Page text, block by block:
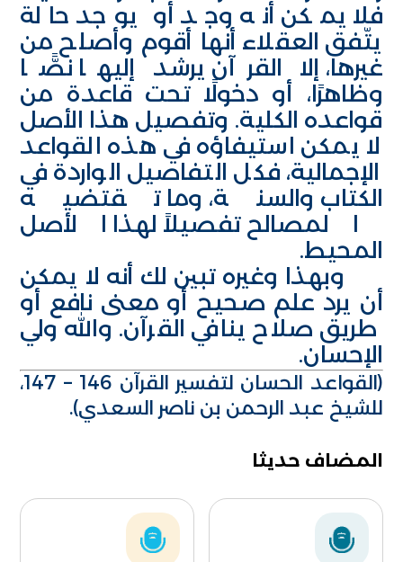
فلا يمكن أنه وجد أو يوجد حالة
يتّفق العقلاء أنها أقوم وأصلح من
غيرها، إلا القرآن يرشد إليها نصًّا
وظاهرًا، أو دخولًا تحت قاعدة من
قواعده الكلية. وتفصيل هذا الأصل
لا يمكن استيفاؤه في هذه القواعد
الإجمالية، فكل التفاصيل الواردة في
الكتاب والسنة، وما تقتضيه
المصالح تفصيلاً لهذا الأصل
المحيط.
وبهذا وغيره تبين لك أنه لا يمكن
أن يرد علم صحيح أو معنى نافع أو
طريق صلاح ينافي القرآن. والله ولي
الإحسان.
(القواعد الحسان لتفسير القرآن 146 – 147،
للشيخ عبد الرحمن بن ناصر السعدي).
المضاف حديثا